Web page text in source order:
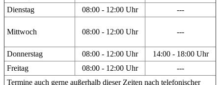
Dienstag
08:00 - 12:00 Uhr ---
Mittwoch 08:00 - 12:00 Uhr ---
Donnerstag 08:00 - 12:00 Uhr
14:00 - 18:00 Uhr
Freitag
08:00 - 12:00 Uhr
---
Termine auch gerne außerhalb dieser Zeiten nach telefonischer